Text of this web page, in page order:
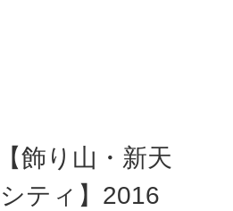
飾り山・新天
ティ】2016